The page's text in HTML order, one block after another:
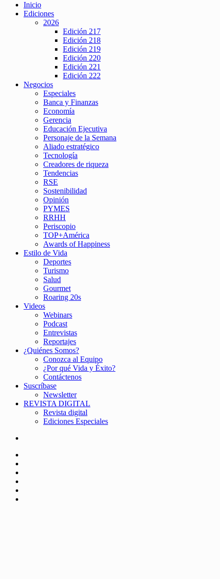
Inicio
Ediciones
2026
Edición 217
Edición 218
Edición 219
Edición 220
Edición 221
Edición 222
Negocios
Especiales
Banca y Finanzas
Economía
Gerencia
Educación Ejecutiva
Personaje de la Semana
Aliado estratégico
Tecnología
Creadores de riqueza
Tendencias
RSE
Sostenibilidad
Opinión
PYMES
RRHH
Periscopio
TOP+América
Awards of Happiness
Estilo de Vida
Deportes
Turismo
Salud
Gourmet
Roaring 20s
Videos
Webinars
Podcast
Entrevistas
Reportajes
¿Quiénes Somos?
Conozca al Equipo
¿Por qué Vida y Éxito?
Contáctenos
Suscríbase
Newsletter
REVISTA DIGITAL
Revista digital
Ediciones Especiales